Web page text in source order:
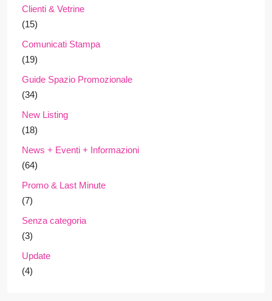
Clienti & Vetrine
(15)
Comunicati Stampa
(19)
Guide Spazio Promozionale
(34)
New Listing
(18)
News + Eventi + Informazioni
(64)
Promo & Last Minute
(7)
Senza categoria
(3)
Update
(4)